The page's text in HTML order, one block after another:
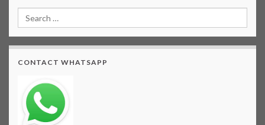
CONTACT WHATSAPP